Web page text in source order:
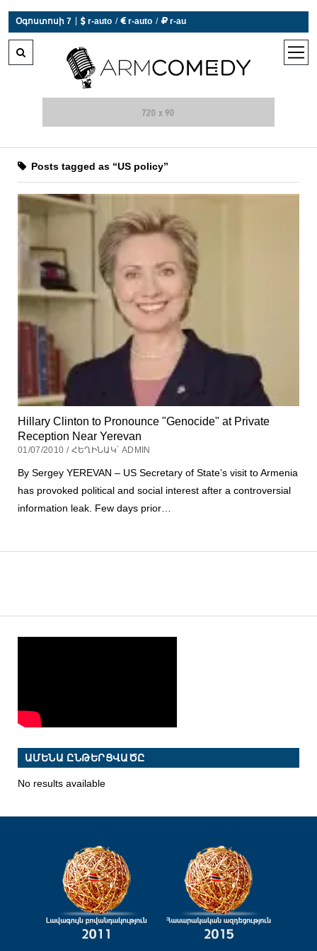
Օգոստոսի 7  r-auto /  r-auto /  r-au
open
Posts tagged as “US policy”
Hillary Clinton to Pronounce "Genocide" at Private
Reception Near Yerevan
01/07/2010 / ՀԵՂԻՆԱԿ՝ ADMIN
By Sergey YEREVAN – US Secretary of State’s visit to Armenia
has provoked political and social interest after a controversial
information leak. Few days prior…
ԱՄԵՆԱ ԸՆԹԵՐՑՎԱԾԸ
No results available